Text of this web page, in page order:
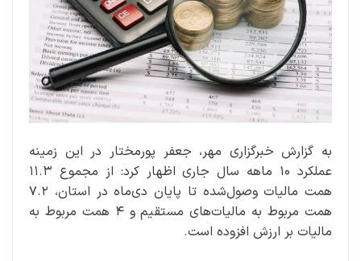
به گزارش خبرگزاری مهر، جعفر پورمختار در این زمینه
عملکرد ۱۰ ماهه سال جاری اظهار کرد: از مجموع ۱۱.۳
همت مالیات وصول‌شده تا پایان دی‌ماه در استان، ۷.۲
همت مربوط به مالیات‌های مستقیم و ۴ همت مربوط به
مالیات بر ارزش افزوده است.